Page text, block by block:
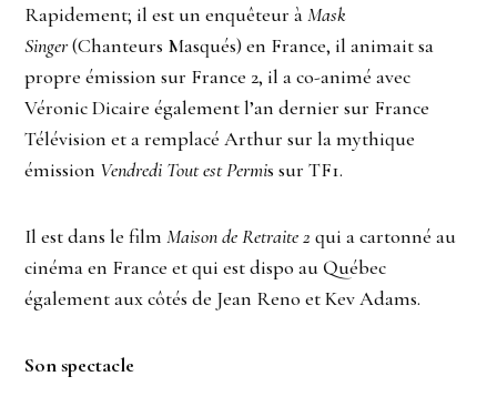
Rapidement; il est un enquêteur àMask
Singer(Chanteurs Masqués) en France, il animait sa
propre émission sur France 2, il a co-animé avec
Véronic Dicaire également l’an dernier sur France
Télévision et a remplacé Arthur sur la mythique
émission Vendredi Tout est Permis sur TF1.
Il est dans le film Maison de Retraite 2 qui a cartonné au
cinéma en France et qui est dispo au Québec
également aux côtés de Jean Reno et Kev Adams.
Son spectacle